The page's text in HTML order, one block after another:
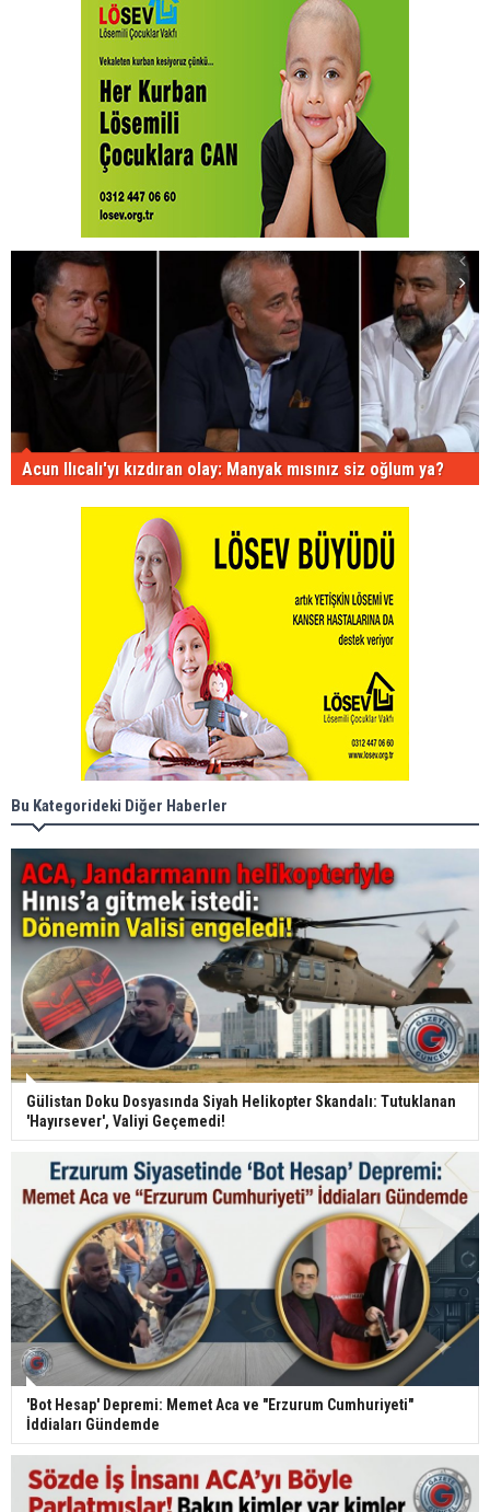
Acun Ilıcalı'yı kızdıran olay: Manyak mısınız siz oğlum ya?
Bu Kategorideki Diğer Haberler
Gülistan Doku Dosyasında Siyah Helikopter Skandalı: Tutuklanan
'Hayırsever', Valiyi Geçemedi!
'Bot Hesap' Depremi: Memet Aca ve "Erzurum Cumhuriyeti"
İddiaları Gündemde